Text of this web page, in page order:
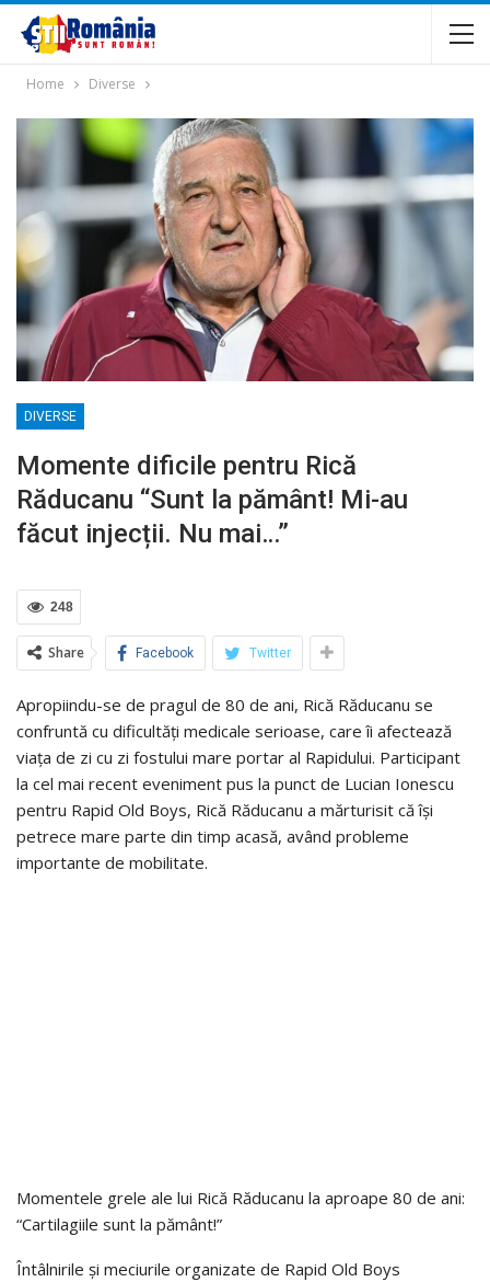
Home Diverse
DIVERSE
Momente dificile pentru Rică
Răducanu “Sunt la pământ! Mi-au
făcut injecții. Nu mai…”
248
Share Facebook Twitter
Apropiindu-se de pragul de 80 de ani, Rică Răducanu se
confruntă cu dificultăți medicale serioase, care îi afectează
viața de zi cu zi fostului mare portar al Rapidului. Participant
la cel mai recent eveniment pus la punct de Lucian Ionescu
pentru Rapid Old Boys, Rică Răducanu a mărturisit că își
petrece mare parte din timp acasă, având probleme
importante de mobilitate.
Momentele grele ale lui Rică Răducanu la aproape 80 de ani:
“Cartilagiile sunt la pământ!”
Întâlnirile și meciurile organizate de Rapid Old Boys